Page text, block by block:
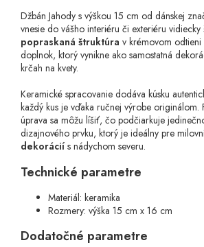
Džbán Jahody s výškou 15 cm od dánskej
vnesie do vášho interiéru či exteriéru vidiecky
popraskaná štruktúra v krémovom
doplnok, ktorý vynikne ako samostatná
krčah na kvety.
Keramické spracovanie dodáva kúsku
každý kus je vďaka ručnej výrobe originálom.
úprava sa môžu líšiť, čo podčiarkuje
dizajnového prvku, ktorý je ideálny pre
dekorácií s nádychom severu.
Technické parametre
Materiál: keramika
Rozmery: výška 15 cm x 16 cm
Dodatočné parametre